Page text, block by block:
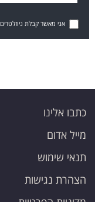
אני מאשר קבלת ניוזלטרים
כתבו אלינו
מייל אדום
תנאי שימוש
הצהרת נגישות